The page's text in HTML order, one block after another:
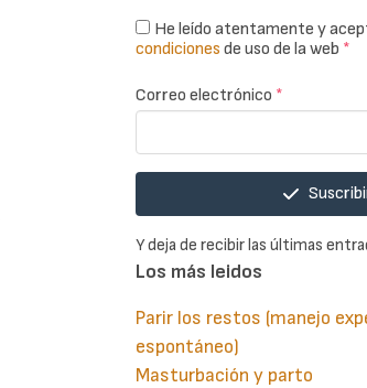
He leído atentamente y
condiciones de uso de la web *
Correo electrónico *
Y deja de recibir las últimas
Los más leidos
Parir los restos (manejo
espontáneo)
Masturbación y parto